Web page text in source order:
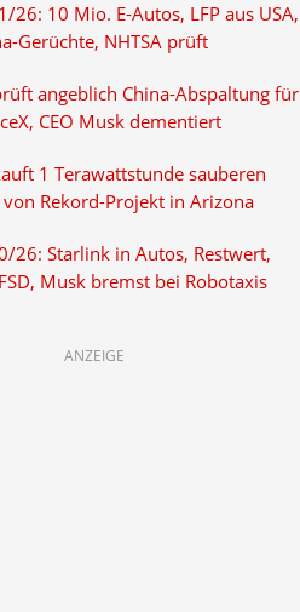
26: 10 Mio. E-Autos, LFP aus USA,
Gerüchte, NHTSA prüft
angeblich China-Abspaltung für
CEO Musk dementiert
1 Terawattstunde sauberen
Rekord-Projekt in Arizona
26: Starlink in Autos, Restwert,
Musk bremst bei Robotaxis
ANZEIGE